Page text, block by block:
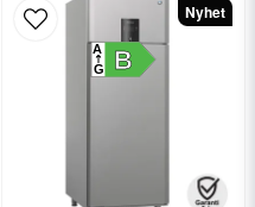
B
A
G
Nyhet